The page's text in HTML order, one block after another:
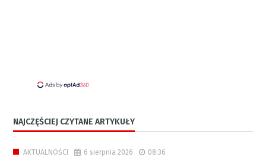
NAJCZĘŚCIEJ CZYTANE ARTYKUŁY
AKTUALNOŚCI 6 sierpnia 2026 08:36